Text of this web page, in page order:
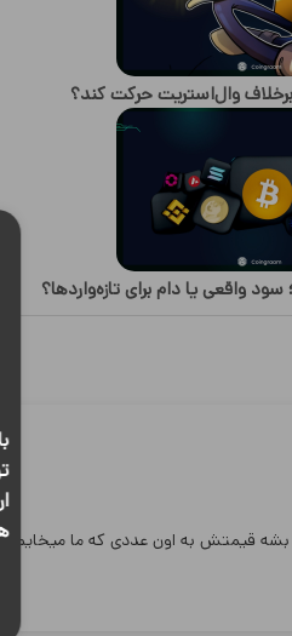
وال‌استریت حرکت کند؟
واقعی یا دام برای تازه‌واردها؟
به اون عددی که ما میخایم